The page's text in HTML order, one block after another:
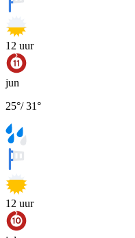
12 uur
jun
25°/31°
12 uur